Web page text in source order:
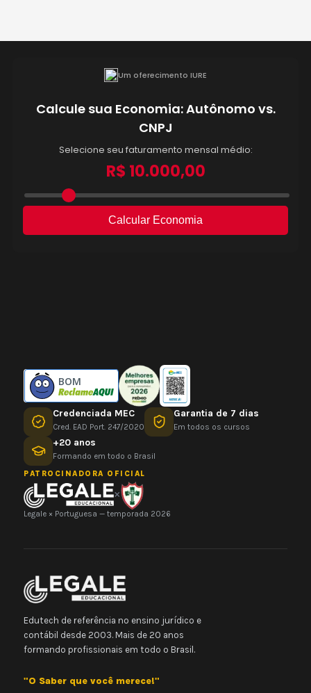
BOM
Credenciada MEC
Cred. EAD Port. 247/2020
Garantia de 7 dias
Em todos os cursos
+20 anos
Formando em todo o Brasil
PATROCINADORA OFICIAL
×
Legale × Portuguesa — temporada 2026
Edutech de referência no ensino jurídico e
contábil desde 2003. Mais de 20 anos
formando profissionais em todo o Brasil.
"O Saber que você merece!"